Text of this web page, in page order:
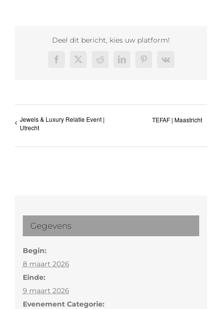
Deel dit bericht, kies uw platform!
Facebook
X RedditLinkedInPinterest
Vk
Jewels & Luxury Relatie Event |
Utrecht
TEFAF | Maastricht
Gegevens
Begin:
8 maart 2026
Einde:
9 maart 2026
Evenement Categorie: